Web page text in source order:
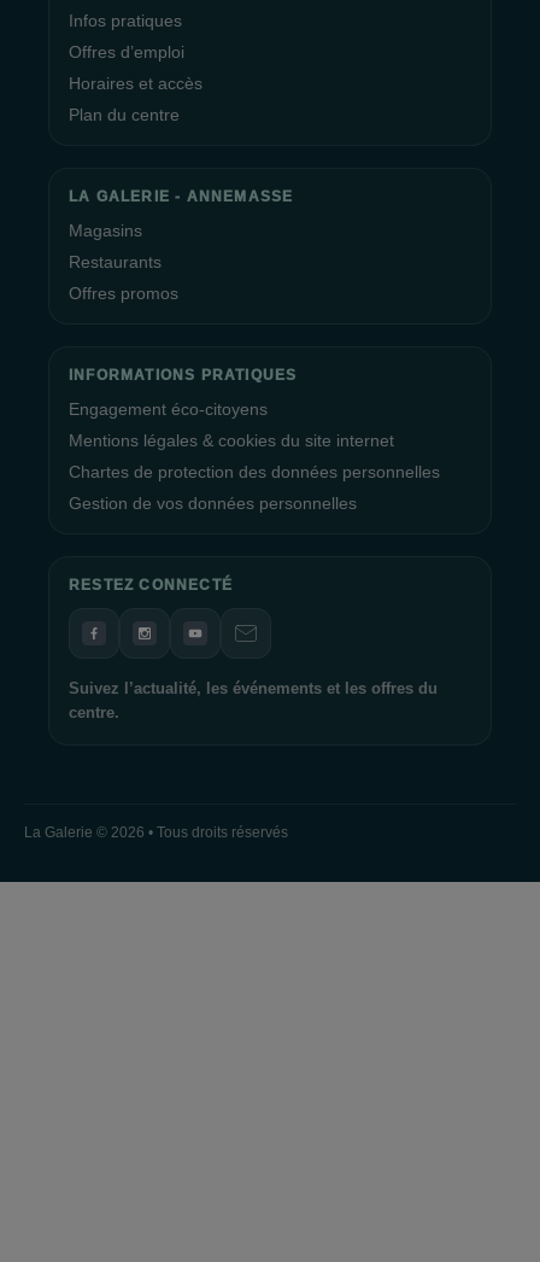
Infos pratiques
Offres d’emploi
Horaires et accès
Plan du centre
LA GALERIE - ANNEMASSE
Magasins
Restaurants
Offres promos
INFORMATIONS PRATIQUES
Engagement éco-citoyens
Mentions légales & cookies du site internet
Chartes de protection des données personnelles
Gestion de vos données personnelles
RESTEZ CONNECTÉ
Suivez l’actualité, les événements et les offres du
centre.
La Galerie © 2026 • Tous droits réservés